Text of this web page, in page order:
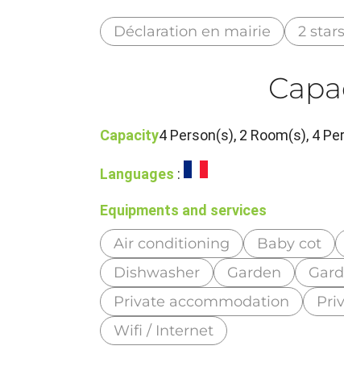
Déclaration en mairie 2 stars
Capacity4 Person(s), 2 Room(s), 4
Languages :
Equipments and services
Air conditioning Baby cot
Dishwasher
Garden
Private accommodation
Wifi / Internet